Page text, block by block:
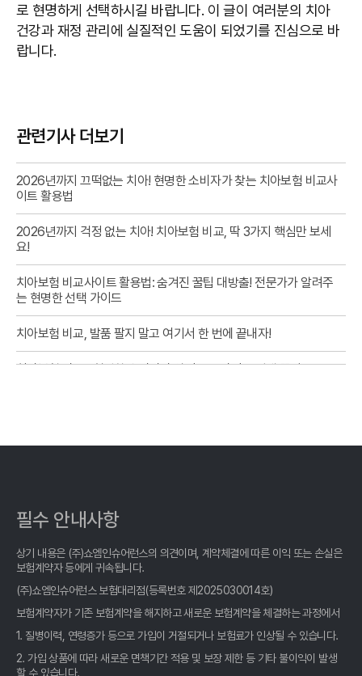
로 현명하게 선택하시길 바랍니다. 이 글이 여러분의 치아
건강과 재정 관리에 실질적인 도움이 되었기를 진심으로 바
랍니다.
관련기사 더보기
2026년까지 끄떡없는 치아! 현명한 소비자가 찾는 치아보험 비교사
이트 활용법
2026년까지 걱정 없는 치아! 치아보험 비교, 딱 3가지 핵심만 보세
요!
치아보험 비교사이트 활용법: 숨겨진 꿀팁 대방출! 전문가가 알려주
는 현명한 선택 가이드
치아보험 비교, 발품 팔지 말고 여기서 한 번에 끝내자!
치아보험 비교? 현명한 소비자가 알려주는 사이트 선택 꿀팁!
숨은 치아보험 고수가 알려주는 치아보험비교사이트 선택 비법: 후
치아보험 비교, 발품 팔 필요 없이 딱 3분 만에 끝내는 방법!
치아보험 비교? 똑똑한 소비자가 알려주는 2026년 최고의 선택!
필수 안내사항
상기 내용은 (주)쇼엠인슈어런스의 의견이며, 계약체결에 따른 이익 또는 손실은
보험계약자 등에게 귀속됩니다.
(주)쇼엠인슈어런스 보험대리점(등록번호 제2025030014호)
보험계약자가 기존 보험계약을 해지하고 새로운 보험계약을 체결하는 과정에서
1. 질병이력, 연령증가 등으로 가입이 거절되거나 보험료가 인상될 수 있습니다.
2. 가입 상품에 따라 새로운 면책기간 적용 및 보장 제한 등 기타 불이익이 발생
할 수 있습니다.